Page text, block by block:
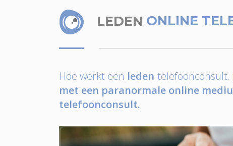
LEDEN ONLINE
Hoe werkt een leden-telefoonconsult.
met een paranormale online
telefoonconsult.